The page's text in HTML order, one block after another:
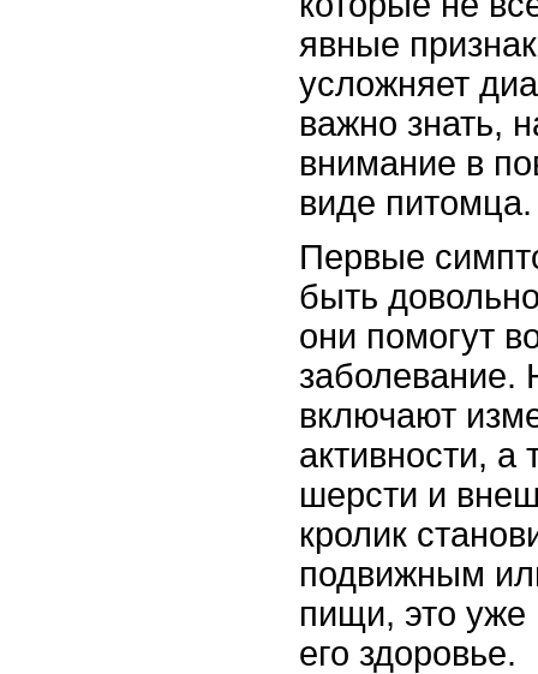
явные
усложняет
важно знать,
внимание в
виде питомца.
Первые
быть
они помогут
заболевание.
включают
активности, а
шерсти и
кролик
подвижным
пищи, это уже
его здоровье.